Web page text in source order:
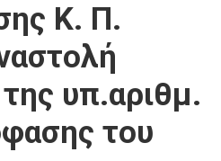
Κ. Π.
υπ.αριθμ.
του